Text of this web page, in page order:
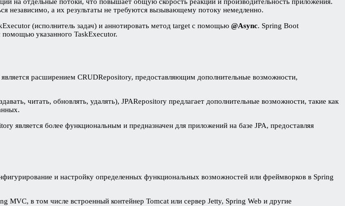
независимо, а их результаты не требуются вызывающему потоку немедленно.
(исполнитель задач) и аннотировать метод target с помощью @Async. Spring Boot
указанного TaskExecutor.
расширением CRUDRepository, предоставляющим дополнительные возможности,
читать, обновлять, удалять), JPARepository предлагает дополнительные возможности, такие как
более функциональным и предназначен для приложений на базе JPA, предоставляя
и настройку определенных функциональных возможностей или фреймворков в Spring
MVC, в том числе встроенный контейнер Tomcat или сервер Jetty, Spring Web и другие